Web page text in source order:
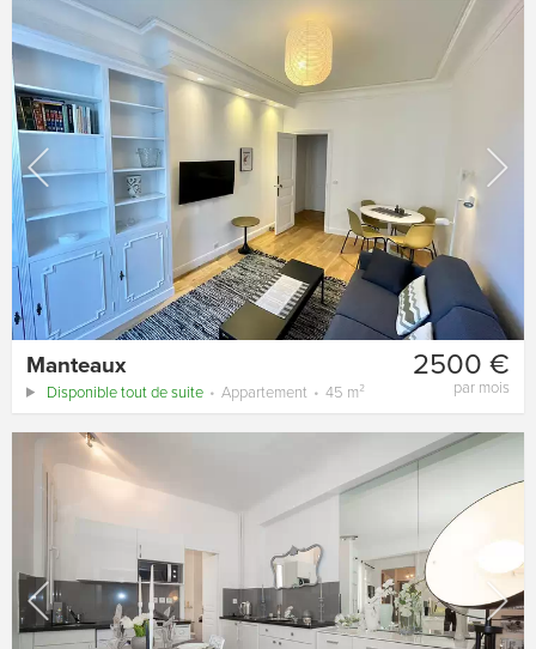
2500 €
par mois
Manteaux
Disponible tout de suite Appartement 45 m²